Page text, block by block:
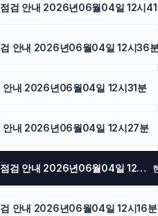
아고다할인코드
검 안내 2026년06월04일 12시
검 안내 2026년06월04일 12시36
안내 2026년06월04일 12시31분
안내 2026년06월04일 12시27분
마음에서마음으로 이용 전 점검 안내 2026년06월04일 12시24분
안내 2026년06월04일 12시16분